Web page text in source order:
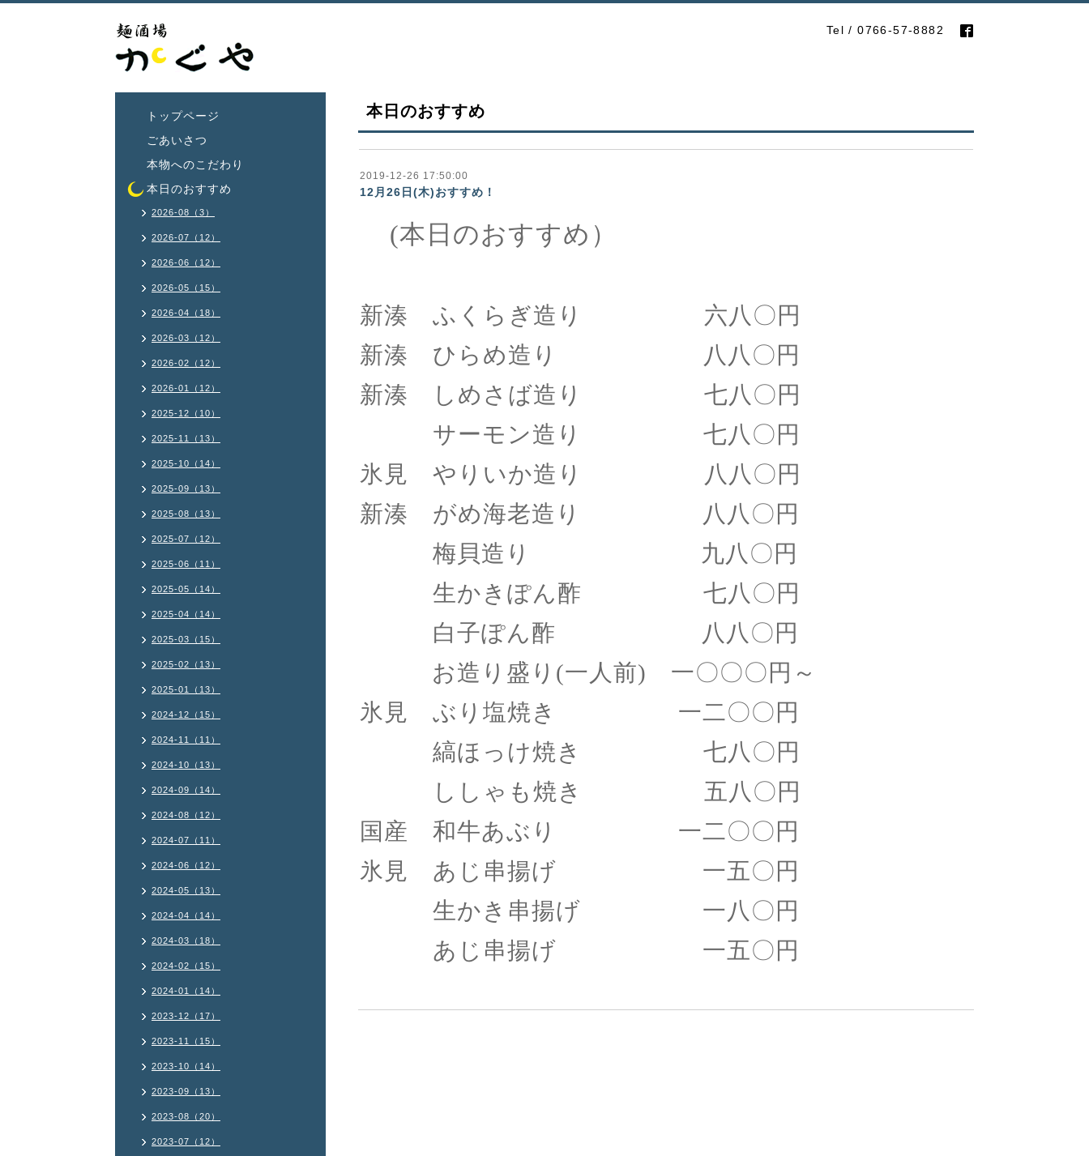
Tel / 0766-57-8882
本日のおすすめ
2019-12-26 17:50:00
12月26日(木)おすすめ！
(本日のおすすめ）
新湊 ふくらぎ造り 六八〇円
新湊 ひらめ造り 八八〇円
新湊 しめさば造り 七八〇円
サーモン造り 七八〇円
氷見 やりいか造り 八八〇円
新湊 がめ海老造り 八八〇円
梅貝造り 九八〇円
生かきぽん酢 七八〇円
白子ぽん酢 八八〇円
お造り盛り (一人前) 一〇〇〇円～
氷見 ぶり塩焼き 一二〇〇円
縞ほっけ焼き 七八〇円
ししゃも焼き 五八〇円
国産 和牛あぶり 一二〇〇円
氷見 あじ串揚げ 一五〇円
生かき串揚げ 一八〇円
あじ串揚げ 一五〇円
トップページ
ごあいさつ
本物へのこだわり
本日のおすすめ
2026-08（3）
2026-07（12）
2026-06（12）
2026-05（15）
2026-04（18）
2026-03（12）
2026-02（12）
2026-01（12）
2025-12（10）
2025-11（13）
2025-10（14）
2025-09（13）
2025-08（13）
2025-07（12）
2025-06（11）
2025-05（14）
2025-04（14）
2025-03（15）
2025-02（13）
2025-01（13）
2024-12（15）
2024-11（11）
2024-10（13）
2024-09（14）
2024-08（12）
2024-07（11）
2024-06（12）
2024-05（13）
2024-04（14）
2024-03（18）
2024-02（15）
2024-01（14）
2023-12（17）
2023-11（15）
2023-10（14）
2023-09（13）
2023-08（20）
2023-07（12）